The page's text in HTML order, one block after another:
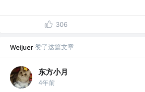
306
Weijuer 赞了这篇文章
东方小月
4年前